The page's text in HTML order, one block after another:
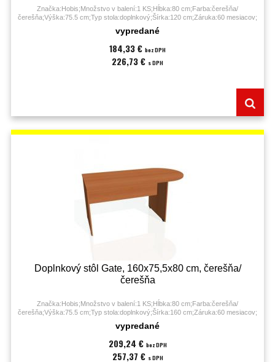
Značka:Hobis;Množstvo v balení:1 KS;Hĺbka:80 cm;Farba:čerešňa/
čerešňa;Výška:75.5 cm;Typ stola:doplnkový;Šírka:120 cm;Záruka:60 mesiacov;
vypredané
184,33 € bez DPH
226,73 € s DPH
Doplnkový stôl Gate, 160x75,5x80 cm, čerešňa/
čerešňa
Značka:Hobis;Množstvo v balení:1 KS;Hĺbka:80 cm;Farba:čerešňa/
čerešňa;Výška:75.5 cm;Typ stola:doplnkový;Šírka:160 cm;Záruka:60 mesiacov;
vypredané
209,24 € bez DPH
257,37 € s DPH